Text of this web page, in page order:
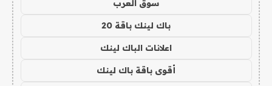
سوق العرب
باك لينك باقة 20
اعلانات الباك لينك
أقوى باقة باك لينك